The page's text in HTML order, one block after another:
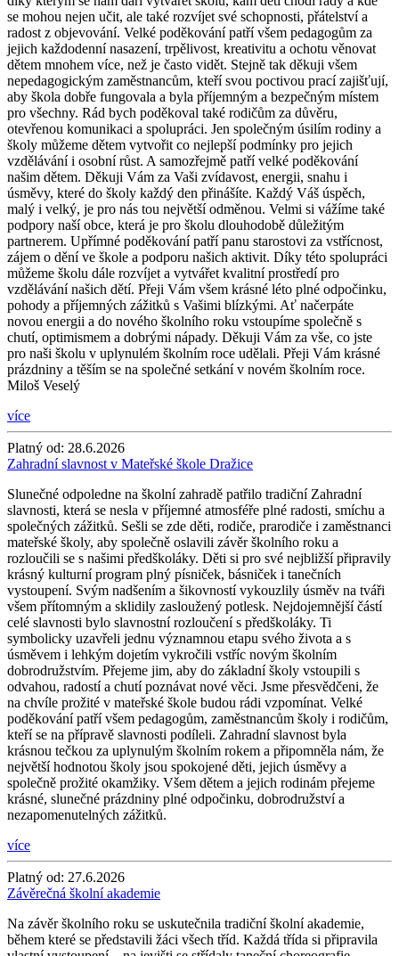
se mohou nejen učit, ale také rozvíjet své schopnosti, přátelství a
radost z objevování. Velké poděkování patří všem pedagogům za
jejich každodenní nasazení, trpělivost, kreativitu a ochotu věnovat
dětem mnohem více, než je často vidět. Stejně tak děkuji všem
nepedagogickým zaměstnancům, kteří svou poctivou prací zajišťují,
aby škola dobře fungovala a byla příjemným a bezpečným místem
pro všechny. Rád bych poděkoval také rodičům za důvěru,
otevřenou komunikaci a spolupráci. Jen společným úsilím rodiny a
školy můžeme dětem vytvořit co nejlepší podmínky pro jejich
vzdělávání i osobní růst. A samozřejmě patří velké poděkování
našim dětem. Děkuji Vám za Vaši zvídavost, energii, snahu i
úsměvy, které do školy každý den přinášíte. Každý Váš úspěch,
malý i velký, je pro nás tou největší odměnou. Velmi si vážíme také
podpory naší obce, která je pro školu dlouhodobě důležitým
partnerem. Upřímné poděkování patří panu starostovi za vstřícnost,
zájem o dění ve škole a podporu našich aktivit. Díky této spolupráci
můžeme školu dále rozvíjet a vytvářet kvalitní prostředí pro
vzdělávání našich dětí. Přeji Vám všem krásné léto plné odpočinku,
pohody a příjemných zážitků s Vašimi blízkými. Ať načerpáte
novou energii a do nového školního roku vstoupíme společně s
chutí, optimismem a dobrými nápady. Děkuji Vám za vše, co jste
pro naši školu v uplynulém školním roce udělali. Přeji Vám krásné
prázdniny a těším se na společné setkání v novém školním roce.
Miloš Veselý
více
Platný od: 28.6.2026
Zahradní slavnost v Mateřské škole Dražice
Slunečné odpoledne na školní zahradě patřilo tradiční Zahradní
slavnosti, která se nesla v příjemné atmosféře plné radosti, smíchu a
společných zážitků. Sešli se zde děti, rodiče, prarodiče i zaměstnanci
mateřské školy, aby společně oslavili závěr školního roku a
rozloučili se s našimi předškoláky. Děti si pro své nejbližší připravily
krásný kulturní program plný písniček, básniček i tanečních
vystoupení. Svým nadšením a šikovností vykouzlily úsměv na tváři
všem přítomným a sklidily zasloužený potlesk. Nejdojemnější částí
celé slavnosti bylo slavnostní rozloučení s předškoláky. Ti
symbolicky uzavřeli jednu významnou etapu svého života a s
úsměvem i lehkým dojetím vykročili vstříc novým školním
dobrodružstvím. Přejeme jim, aby do základní školy vstoupili s
odvahou, radostí a chutí poznávat nové věci. Jsme přesvědčeni, že
na chvíle prožité v mateřské škole budou rádi vzpomínat. Velké
poděkování patří všem pedagogům, zaměstnancům školy i rodičům,
kteří se na přípravě slavnosti podíleli. Zahradní slavnost byla
krásnou tečkou za uplynulým školním rokem a připomněla nám, že
největší hodnotou školy jsou spokojené děti, jejich úsměvy a
společně prožité okamžiky. Všem dětem a jejich rodinám přejeme
krásné, slunečné prázdniny plné odpočinku, dobrodružství a
nezapomenutelných zážitků.
více
Platný od: 27.6.2026
Závěrečná školní akademie
Na závěr školního roku se uskutečnila tradiční školní akademie,
během které se představili žáci všech tříd. Každá třída si připravila